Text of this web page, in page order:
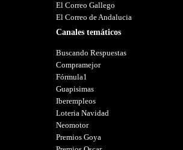
El Correo Gallego
El Correo de Andalucia
Canales temáticos
Buscando Respuestas
Compramejor
Fórmula1
Guapisimas
Iberempleos
Loteria Navidad
Neomotor
Premios Goya